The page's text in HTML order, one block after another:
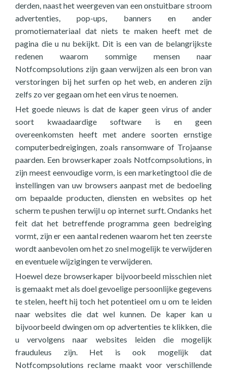
derden, naast het weergeven van een onstuitbare stroom
advertenties, pop-ups, banners en ander
promotiemateriaal dat niets te maken heeft met de
pagina die u nu bekijkt. Dit is een van de belangrijkste
redenen waarom sommige mensen naar
Notfcompsolutions zijn gaan verwijzen als een bron van
verstoringen bij het surfen op het web, en anderen zijn
zelfs zo ver gegaan om het een virus te noemen.
Het goede nieuws is dat de kaper geen virus of ander
soort kwaadaardige software is en geen
overeenkomsten heeft met andere soorten ernstige
computerbedreigingen, zoals ransomware of Trojaanse
paarden. Een browserkaper zoals Notfcompsolutions, in
zijn meest eenvoudige vorm, is een marketingtool die de
instellingen van uw browsers aanpast met de bedoeling
om bepaalde producten, diensten en websites op het
scherm te pushen terwijl u op internet surft. Ondanks het
feit dat het betreffende programma geen bedreiging
vormt, zijn er een aantal redenen waarom het ten zeerste
wordt aanbevolen om het zo snel mogelijk te verwijderen
en eventuele wijzigingen te verwijderen.
Hoewel deze browserkaper bijvoorbeeld misschien niet
is gemaakt met als doel gevoelige persoonlijke gegevens
te stelen, heeft hij toch het potentieel om u om te leiden
naar websites die dat wel kunnen. De kaper kan u
bijvoorbeeld dwingen om op advertenties te klikken, die
u vervolgens naar websites leiden die mogelijk
frauduleus zijn. Het is ook mogelijk dat
Notfcompsolutions reclame maakt voor verschillende